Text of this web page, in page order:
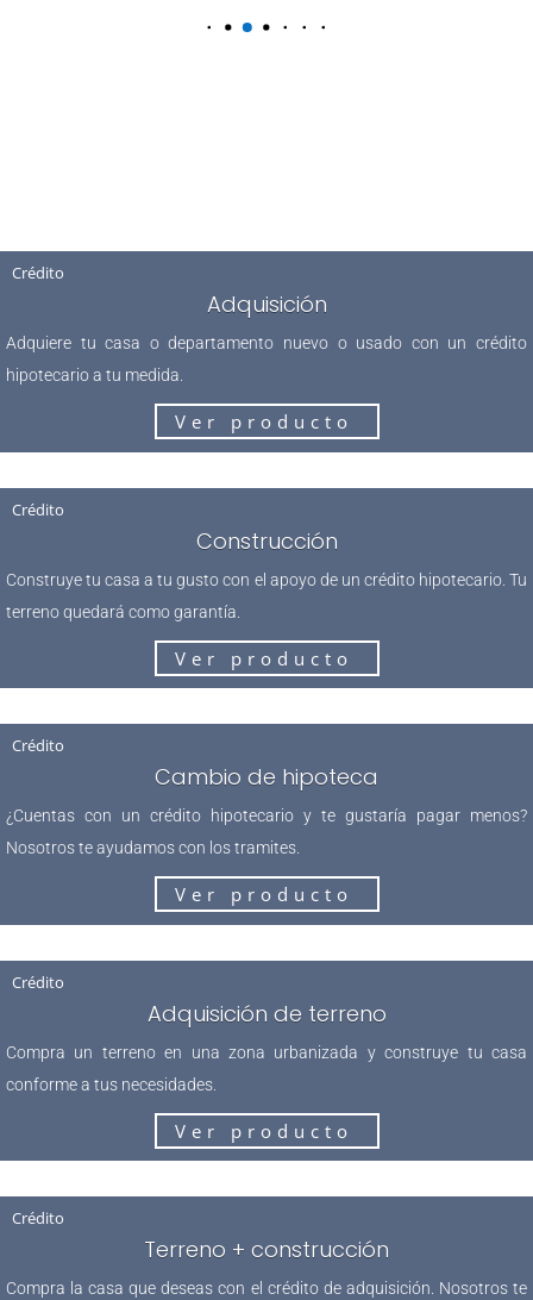
Crédito
Adquisición
Adquiere tu casa o departamento nuevo o usado con un crédito
hipotecario a tu medida.
Ver producto
Crédito
Construcción
Construye tu casa a tu gusto con el apoyo de un crédito hipotecario. Tu
terreno quedará como garantía.
Ver producto
Crédito
Cambio de hipoteca
¿Cuentas con un crédito hipotecario y te gustaría pagar menos?
Nosotros te ayudamos con los tramites.
Ver producto
Crédito
Adquisición de terreno
Compra un terreno en una zona urbanizada y construye tu casa
conforme a tus necesidades.
Ver producto
Crédito
Terreno + construcción
Compra la casa que deseas con el crédito de adquisición. Nosotros te